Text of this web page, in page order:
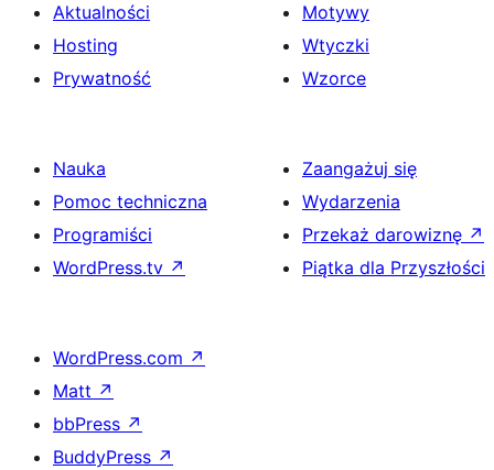
Aktualności
Hosting
Prywatność
Motywy
Wtyczki
Wzorce
Nauka
Pomoc techniczna
Programiści
WordPress.tv ↗
Zaangażuj się
Wydarzenia
Przekaż darowiznę ↗
Piątka dla Przyszłości
WordPress.com ↗
Matt ↗
bbPress ↗
BuddyPress ↗